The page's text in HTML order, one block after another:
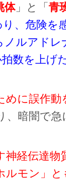
体」と「 青
、危険を
ノルアドレ
数を上げ
めに誤作動
暗闇で急
経伝達物
ルモン」と